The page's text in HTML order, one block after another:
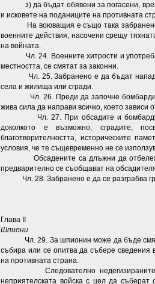
з) да бъдат обявени за погасени,
и исковете на поданиците на противната
На воюващия е също така забранено да
военните действия, насочени срещу
на войната.
Чл. 24. Военните хитрости и
местността, се смятат за законни.
Чл. 25. Забранено е да бъдат нападани
села и жилища или сгради.
Чл. 26. Преди да започне
жива сила да направи всичко, което зависи
Чл. 27. При обсадите и
доколкото е възможно, сградите,
благотворителността, историческите
условия, че те същевременно не се
Обсадените са длъжни да отбележат
предварително се съобщават на
Чл. 28. Забранено е да се разграбва
Глава II
Шпиони
Чл. 29. За шпионин може да бъде
събира или се опитва да събере
на противната страна.
Следователно недегизираните
неприятелската войска с цел да